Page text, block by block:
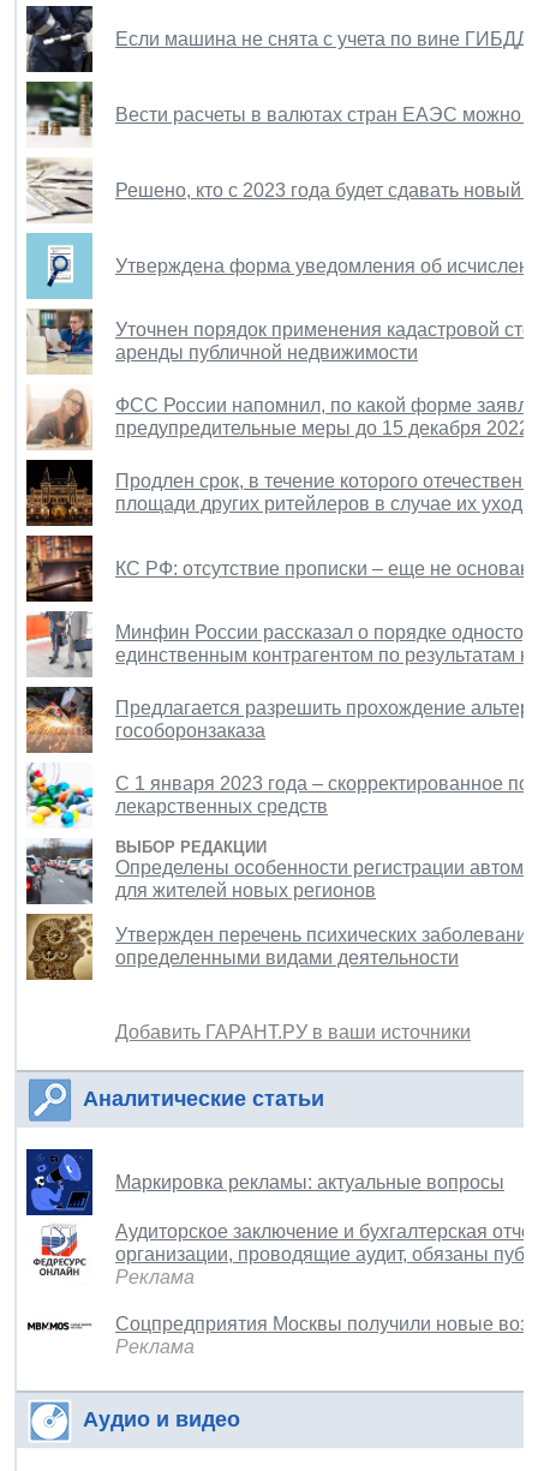
Если машина не снята с учета по вине
Вести расчеты в валютах стран ЕАЭС можно
Решено, кто с 2023 года будет сдавать новый
Утверждена форма уведомления об
Уточнен порядок применения кадастровой
аренды публичной недвижимости
ФСС России напомнил, по какой форме
предупредительные меры до 15 декабря 2022
Продлен срок, в течение которого
площади других ритейлеров в случае их ухода
КС РФ: отсутствие прописки – еще не
Минфин России рассказал о порядке
единственным контрагентом по результатам
Предлагается разрешить прохождение
гособоронзаказа
С 1 января 2023 года – скорректированное
лекарственных средств
ВЫБОР РЕДАКЦИИ
Определены особенности регистрации
для жителей новых регионов
Утвержден перечень психических
определенными видами деятельности
Добавить ГАРАНТ.РУ в ваши источники
Аналитические статьи
Маркировка рекламы: актуальные вопросы
Аудиторское заключение и бухгалтерская
организации, проводящие аудит, обязаны
Реклама
Соцпредприятия Москвы получили новые
Реклама
Аудио и видео